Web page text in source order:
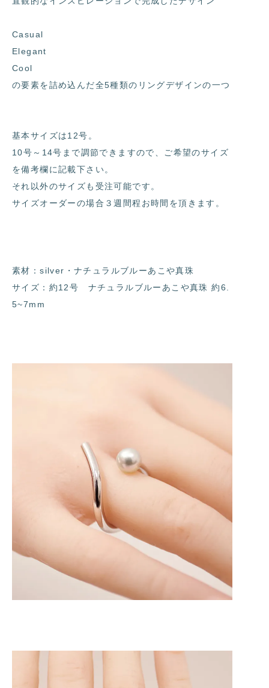
Casual
Elegant
Cool
の要素を詰め込んだ全5種類のリングデザインの一つ
基本サイズは12号。
10号～14号まで調節できますので、ご希望のサイズ
を備考欄に記載下さい。
それ以外のサイズも受注可能です。
サイズオーダーの場合３週間程お時間を頂きます。
素材：silver・ナチュラルブルーあこや真珠
サイズ：約12号 ナチュラルブルーあこや真珠 約6.
5~7mm